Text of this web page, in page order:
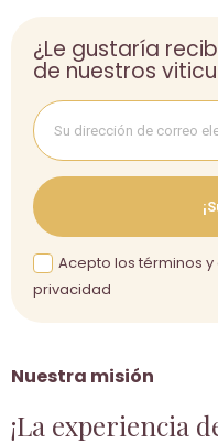
Nuestra misión
¡La experiencia
¿Le gustaría
de nuestros
Acepto los términos
privacidad